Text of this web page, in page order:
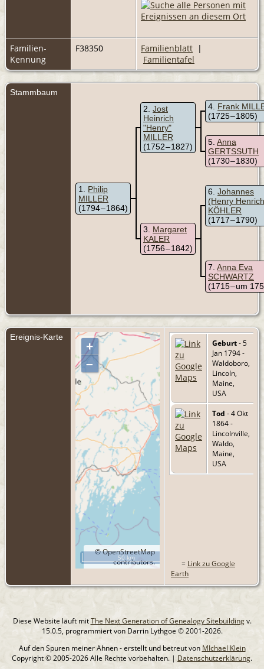
Familien-
Kennung
F38350 Familienblatt |
Familientafel
Stammbaum
1
Philip
MILLER
(1794 – 1864)
2 Jost
Heinrich
"Henry"
MILLER
(1752 – 1827)
4 Frank
(1725 – 1805)
5 Anna
GERTSSUTH
(1730 – 1830)
3
Margaret
KALER
(1756 – 1842)
6 Johannes
(Henry
KÖHLER
(1717 – 1790)
7 Anna Eva
SCHWARTZ
(1715 – um
Ereignis-Karte
+
–
©OpenStreetMap
contributors.
50 km
Geburt- 5
Jan 1794 -
Waldoboro,
Lincoln,
Maine,
USA
Tod - 4 Okt
1864 -
Lincolnville,
Waldo,
Maine,
USA
= Link zu Google
Earth
Diese Website läuft mitThe Next Generation of Genealogy Sitebuildingv.
15.0.5, programmiert von Darrin Lythgoe © 2001-2026.
Auf den Spuren meiner Ahnen - erstellt und betreut von MIchael Klein
Copyright © 2005-2026 Alle Rechte vorbehalten. | Datenschutzerklärung.